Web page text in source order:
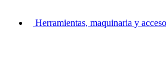
Herramientas, maquinaria y